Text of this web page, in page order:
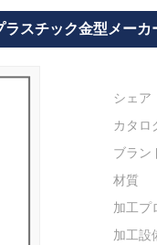
スチック金型メーカ
シェア
カタロ
ブラン
材質
加工プ
加工設